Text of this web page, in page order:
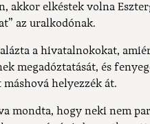
akkor elkéstek volna
az uralkodónak.
a hivatalnokokat,
megadóztatását, és
helyezzék át.
mondta, hogy neki nem